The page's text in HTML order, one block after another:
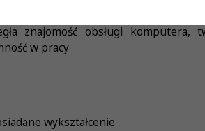
znajomość obsługi
w pracy
wykształcenie